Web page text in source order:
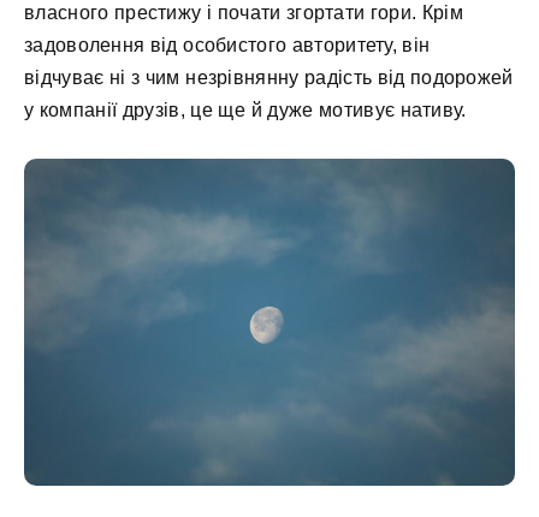
власного престижу і почати згортати гори. Крім
задоволення від особистого авторитету, він
відчуває ні з чим незрівнянну радість від подорожей
у компанії друзів, це ще й дуже мотивує нативу.